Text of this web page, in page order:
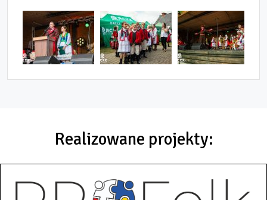
Realizowane projekty: